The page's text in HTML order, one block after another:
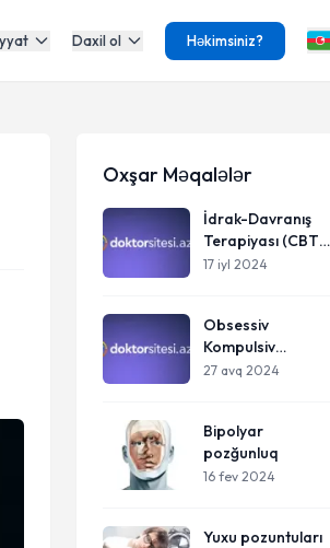
Daxil ol Həkimsiniz?
Oxşar Məqalələr
İdrak-Davranış
Terapiyası (CBT):
Əsas Prinsiplər və
17 iyl 2024
Obsessiv
Kompulsiv
Pozuntu (Sarışan
27 avq 2024
Bipolyar
pozğunluq
16 fev 2024
Yuxu pozuntuları